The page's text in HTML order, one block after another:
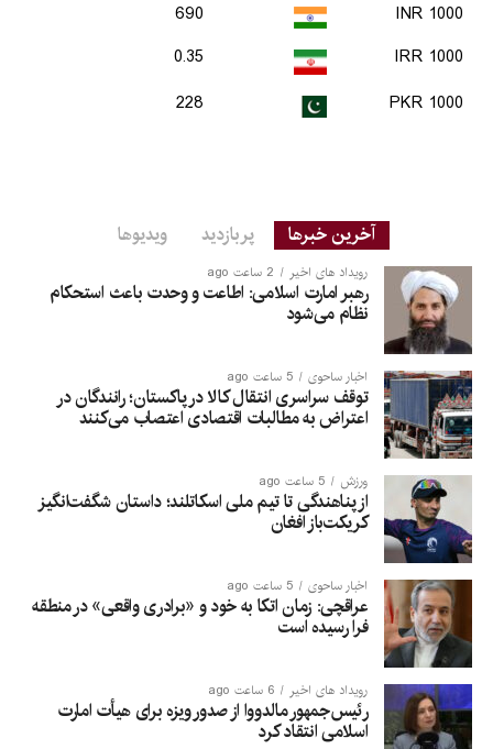
1000 INR
690
1000 IRR
0.35
1000 PKR
228
آخرین خبرها پربازدید ویدیوها
رویداد های اخیر 2 ساعت ago
رهبر امارت اسلامی: اطاعت و وحدت باعث استحکام
نظام می‌شود
اخبار ساحوی 5 ساعت ago
توقف سراسری انتقال کالا در پاکستان؛ رانندگان در
اعتراض به مطالبات اقتصادی اعتصاب می‌کنند
ورزش 5 ساعت ago
از پناهندگی تا تیم ملی اسکاتلند؛ داستان شگفت‌انگیز
کریکت‌باز افغان
اخبار ساحوی 5 ساعت ago
عراقچی: زمان اتکا به خود و «برادری واقعی» در منطقه
فرا رسیده است
رویداد های اخیر 6 ساعت ago
رئیس‌جمهور مالدووا از صدور ویزه برای هیأت امارت
اسلامی انتقاد کرد